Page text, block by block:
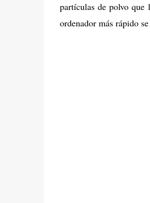
partículas de polvo que
ordenador más rápido